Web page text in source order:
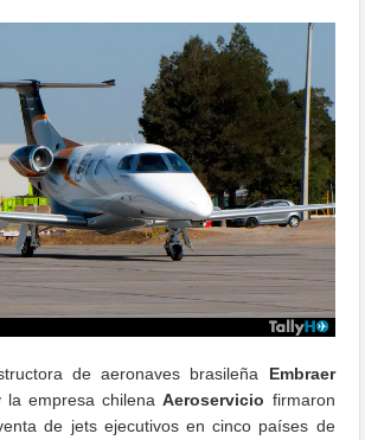
de aeronaves brasileña Embraer
la empresa chilenaAeroservicio firmaron
de jets ejecutivos en cinco países de